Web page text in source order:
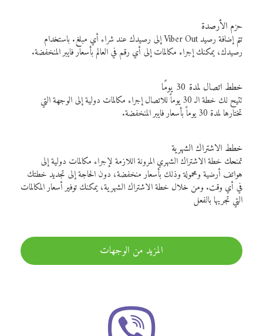
حزم الأرصدة
تتم إضافة رصيد Viber Out إلى رصيدك عند شراء أي مبلغ. باستخدام
رصيدك، يمكنك إجراء مكالمات إلى أي رقم في العالم بأسعار فايبر المنخفضة.
خطط اتصال لمدة 30 يومًا
تتيح لك خطة الـ 30 يوماً للاتصال إجراء مكالمات دولية إلى الوجهة التي
تختارها لمدة 30 يوماً بأسعار فايبر المنخفضة.
خطط الاشتراك الشهرية
تمنحك خطة الاشتراك الشهري المرونة اللازمة لإجراء مكالمات دولية إلى
هواتف أرضية ومحمولة وذلك بأسعار منخفضة، دون الحاجة إلى تجديد خطتك
في أي وقت. ومن خلال خطة الاشتراك الشهرية، يمكنك توفير أسعار المكالمات
التي تجريها بالفعل
المزيد من الوجهات